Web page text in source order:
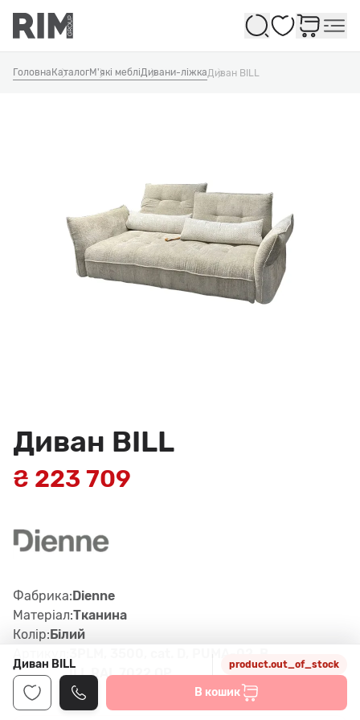
Обране
Головна КаталогМ'які мебліДивани-ліжкаДиван BILL
Диван BILL
₴ 223 709
Фабрика:Dienne
Матеріал:Тканина
Колір:Білий
3PLM, 3500, cat. D, PUMA-02, B
ILL RAL 7022 OP
Диван BILL product.out_of_stock
В кошик